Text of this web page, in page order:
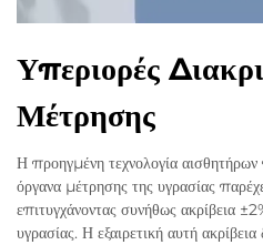
Υπεριορές
Μέτρησης
Η προηγμένη τεχνολογία
όργανα μέτρησης της υγρασίας
επιτυγχάνοντας συνήθως ακρίβεια
υγρασίας. Η εξαιρετική αυτή